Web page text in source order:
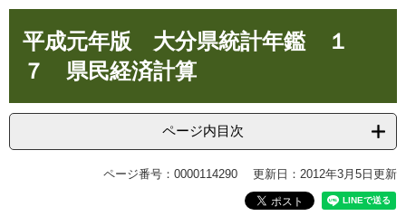
す
し
平成元年版 大分県統計年鑑 １
７ 県民経済計算
ページ内目次
ページ番号：0000114290 更新日：2012年3月5日更新